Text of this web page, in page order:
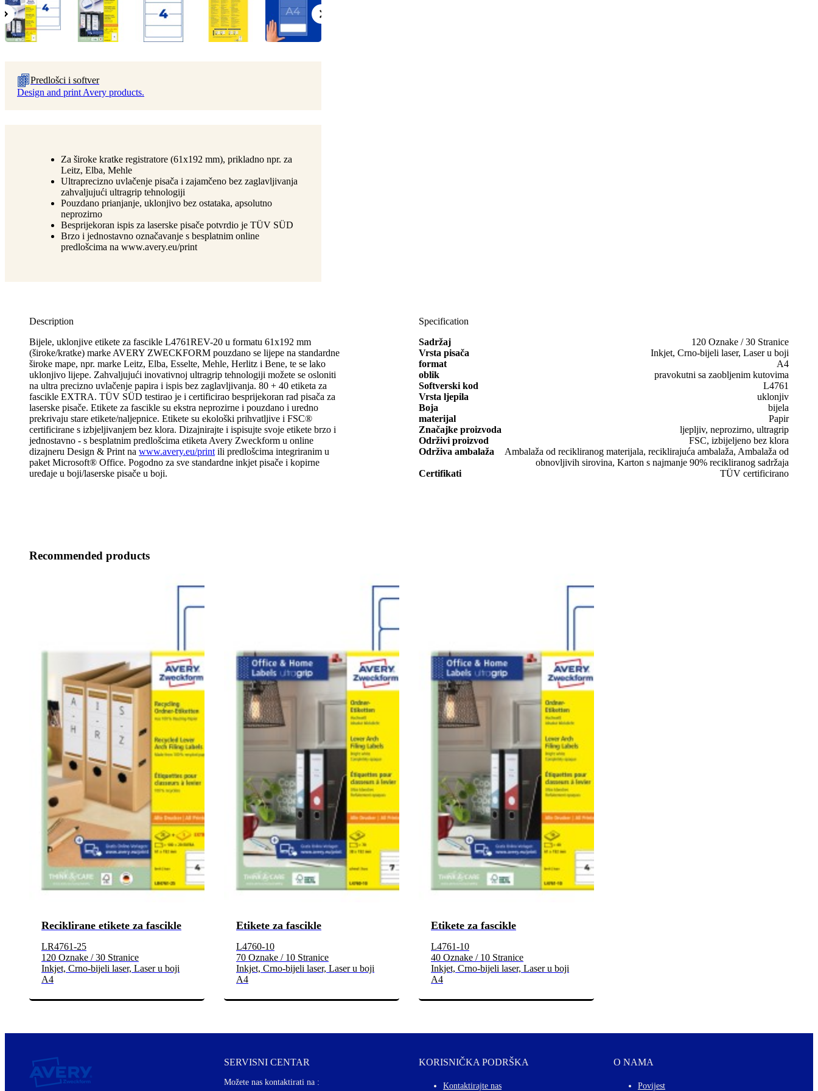
Predlošci i softver
Design and print Avery products.
Za široke kratke registratore (61x192 mm), prikladno npr. za
Leitz, Elba, Mehle
Ultraprecizno uvlačenje pisača i zajamčeno bez zaglavljivanja
zahvaljujući ultragrip tehnologiji
Pouzdano prianjanje, uklonjivo bez ostataka, apsolutno
neprozirno
Besprijekoran ispis za laserske pisače potvrdio je TÜV SÜD
Brzo i jednostavno označavanje s besplatnim online
predlošcima na www.avery.eu/print
Description
Bijele, uklonjive etikete za fascikle L4761REV-20 u formatu 61x192 mm
(široke/kratke) marke AVERY ZWECKFORM pouzdano se lijepe na standardne
široke mape, npr. marke Leitz, Elba, Esselte, Mehle, Herlitz i Bene, te se lako
uklonjivo lijepe. Zahvaljujući inovativnoj ultragrip tehnologiji možete se osloniti
na ultra precizno uvlačenje papira i ispis bez zaglavljivanja. 80 + 40 etiketa za
fascikle EXTRA. TÜV SÜD testirao je i certificirao besprijekoran rad pisača za
laserske pisače. Etikete za fascikle su ekstra neprozirne i pouzdano i uredno
prekrivaju stare etikete/naljepnice. Etikete su ekološki prihvatljive i FSC®
certificirane s izbjeljivanjem bez klora. Dizajnirajte i ispisujte svoje etikete brzo i
jednostavno - s besplatnim predlošcima etiketa Avery Zweckform u online
dizajneru Design & Print na www.avery.eu/print ili predlošcima integriranim u
paket Microsoft® Office. Pogodno za sve standardne inkjet pisače i kopirne
uređaje u boji/laserske pisače u boji.
Specification
Sadržaj
120 Oznake / 30 Stranice
Vrsta pisača
Inkjet, Crno-bijeli laser, Laser u boji
format
A4
oblik
pravokutni sa zaobljenim kutovima
Softverski kod
L4761
Vrsta ljepila
uklonjiv
Boja
bijela
materijal
Papir
Značajke proizvoda
ljepljiv, neprozirno, ultragrip
Održivi proizvod
FSC, izbijeljeno bez klora
Održiva ambalaža
Ambalaža od recikliranog materijala, reciklirajuća ambalaža, Ambalaža od
obnovljivih sirovina, Karton s najmanje 90% recikliranog sadržaja
Certifikati
TÜV certificirano
Recommended products
Reciklirane etikete za fascikle
LR4761-25
120 Oznake / 30 Stranice
Inkjet, Crno-bijeli laser, Laser u boji
A4
Etikete za fascikle
L4760-10
70 Oznake / 10 Stranice
Inkjet, Crno-bijeli laser, Laser u boji
A4
Etikete za fascikle
L4761-10
40 Oznake / 10 Stranice
Inkjet, Crno-bijeli laser, Laser u boji
A4
SERVISNI CENTAR
Možete nas kontaktirati na :
KORISNIČKA PODRŠKA
Kontaktirajte nas
O NAMA
Povijest